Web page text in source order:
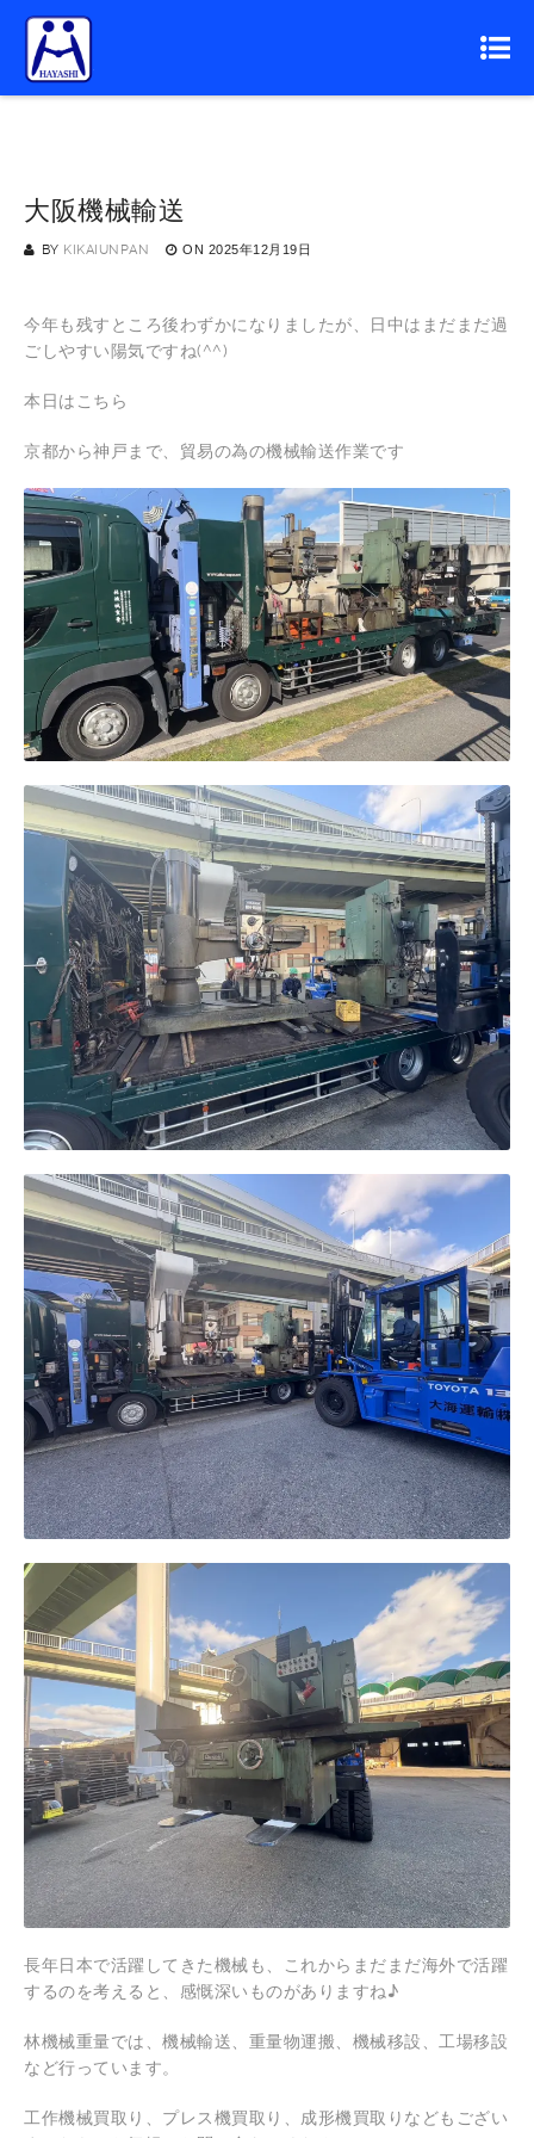
大阪機械輸送
BY KIKAIUNPAN ON 2025年12月19日
今年も残すところ後わずかになりましたが、日中はまだまだ過
ごしやすい陽気ですね(^^)
本日はこちら
京都から神戸まで、貿易の為の機械輸送作業です
長年日本で活躍してきた機械も、これからまだまだ海外で活躍
するのを考えると、感慨深いものがありますね♪
林機械重量では、機械輸送、重量物運搬、機械移設、工場移設
など行っています。
工作機械買取り、プレス機買取り、成形機買取りなどもござい